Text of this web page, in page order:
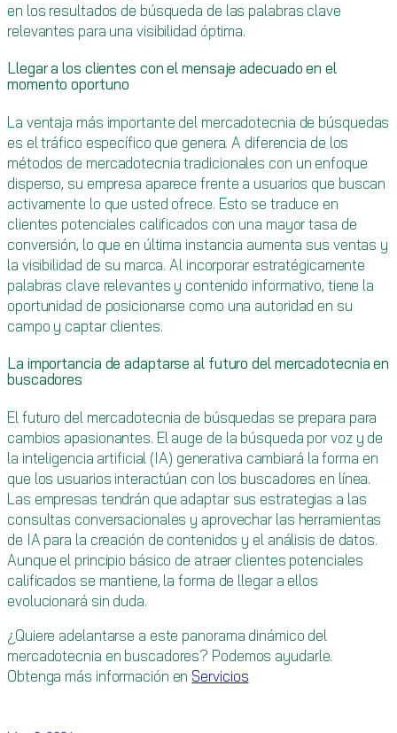
en los resultados de búsqueda de las palabras clave
relevantes para una visibilidad óptima.
Llegar a los clientes con el mensaje adecuado en el
momento oportuno
La ventaja más importante del mercadotecnia de búsquedas
es el tráfico específico que genera. A diferencia de los
métodos de mercadotecnia tradicionales con un enfoque
disperso, su empresa aparece frente a usuarios que buscan
activamente lo que usted ofrece. Esto se traduce en
clientes potenciales calificados con una mayor tasa de
conversión, lo que en última instancia aumenta sus ventas y
la visibilidad de su marca. Al incorporar estratégicamente
palabras clave relevantes y contenido informativo, tiene la
oportunidad de posicionarse como una autoridad en su
campo y captar clientes.
La importancia de adaptarse al futuro del mercadotecnia en
buscadores
El futuro del mercadotecnia de búsquedas se prepara para
cambios apasionantes. El auge de la búsqueda por voz y de
la inteligencia artificial (IA) generativa cambiará la forma en
que los usuarios interactúan con los buscadores en línea.
Las empresas tendrán que adaptar sus estrategias a las
consultas conversacionales y aprovechar las herramientas
de IA para la creación de contenidos y el análisis de datos.
Aunque el principio básico de atraer clientes potenciales
calificados se mantiene, la forma de llegar a ellos
evolucionará sin duda.
¿Quiere adelantarse a este panorama dinámico del
mercadotecnia en buscadores? Podemos ayudarle.
Obtenga más información en Servicios